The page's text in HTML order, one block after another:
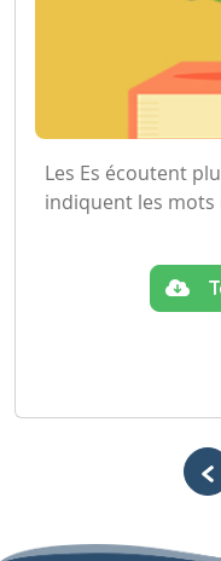
Les Es écoutent
indiquent les